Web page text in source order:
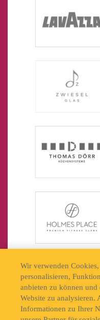
Wir verwenden
personalisieren,
anbieten zu können
Website zu analysieren.
Informationen zu Ihrer